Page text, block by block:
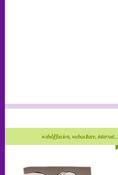
webdiffusion, webculture, internet...